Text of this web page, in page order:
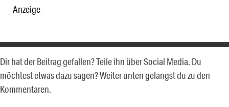
Anzeige
Dir hat der Beitrag gefallen? Teile ihn über Social Media. Du
möchtest etwas dazu sagen? Weiter unten gelangst du zu den
Kommentaren.